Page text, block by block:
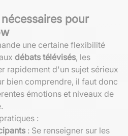
pour
une certaine flexibilité
débats télévisés, les
rapidement d'un sujet sérieux
bien comprendre, il faut donc
émotions et niveaux de
:
: Se renseigner sur les